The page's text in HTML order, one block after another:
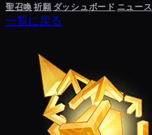
聖召喚祈願 ダッシュボード ニュース
一覧に戻る